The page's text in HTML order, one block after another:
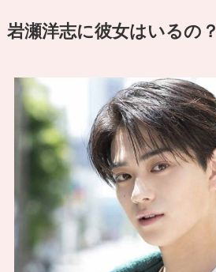
岩瀬洋志に彼女はいるの？